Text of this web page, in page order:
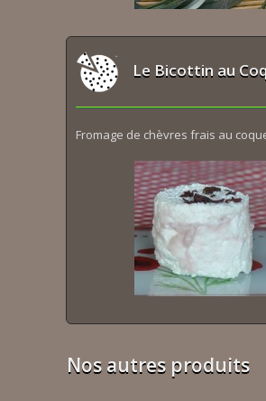
Le Bicottin au
Fromage de chèvres frais au
Nos autres produits